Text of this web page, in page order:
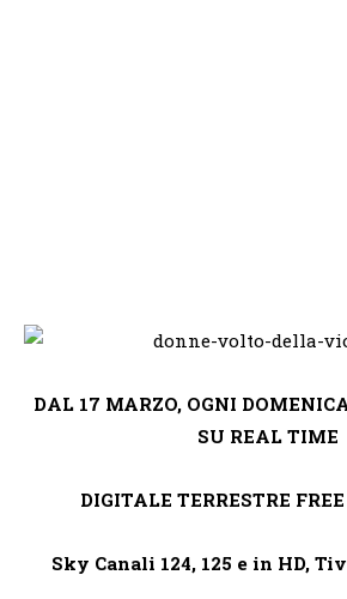
DAL 17 MARZO, OGNI
SU REAL TIME
DIGITALE TERRESTRE
Sky Canali 124, 125 e in HD,